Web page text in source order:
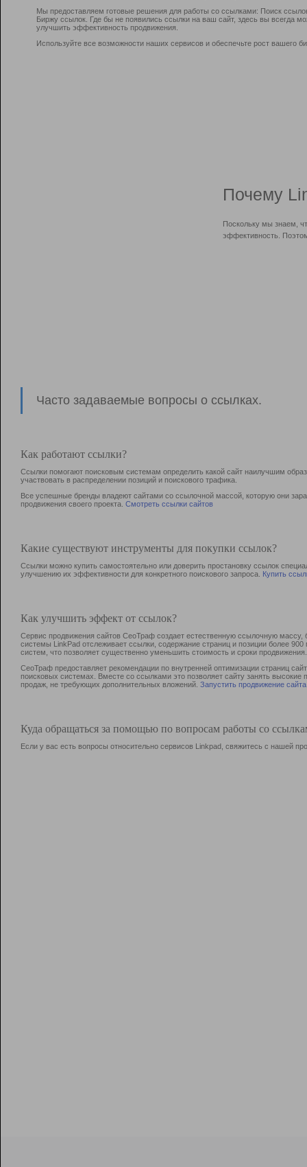
Мы предоставляем готовые решения для работы со ссылками: Поиск
Биржу ссылок. Где бы не появились ссылки на ваш сайт, здесь вы всегда
улучшить эффективность продвижения.
Используйте все возможности наших сервисов и обеспечьте рост вашего
Почему
Поскольку мы знаем,
эффективность.
Часто задаваемые вопросы о ссылках.
Как работают ссылки?
Ссылки помогают поисковым системам определить какой сайт наилучшим
участвовать в раcпределении позиций и поискового трафика.
Все успешные бренды владеют сайтами со ссылочной массой, которую они
продвижения своего проекта. Смотреть ссылки сайтов
Какие существуют инструменты для покупки ссылок?
Ссылки можно купить самостоятельно или доверить простановку ссылок
улучшению их эффективности для конкретного поискового запроса. Купить
Как улучшить эффект от ссылок?
Сервис продвижения сайтов СеоТраф создает естественную ссылочную
системы LinkPad отслеживает ссылки, содержание страниц и позиции более
систем, что позволяет существенно уменьшить стоимость и сроки продвижения.
СеоТраф предоставляет рекомендации по внутренней оптимизации страниц
поисковых системах. Вместе со ссылками это позволяет сайту занять
продаж, не требующих дополнительных вложений. Запустить продвижение сайта
Куда обращаться за помощью по вопросам работы со
Если у вас есть вопросы относительно сервисов Linkpad, свяжитесь с нашей